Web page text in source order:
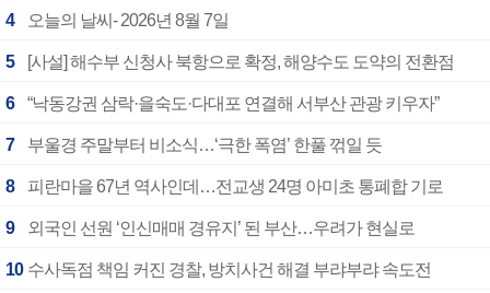
4 오늘의 날씨- 2026년 8월 7일
5 [사설] 해수부 신청사 북항으로 확정, 해양수도 도약의 전환점
6 “낙동강권 삼락·을숙도·다대포 연결해 서부산 관광 키우자”
7 부울경 주말부터 비소식…‘극한 폭염’ 한풀 꺾일 듯
8 피란마을 67년 역사인데…전교생 24명 아미초 통폐합 기로
9 외국인 선원 ‘인신매매 경유지’ 된 부산…우려가 현실로
10 수사독점 책임 커진 경찰, 방치사건 해결 부랴부랴 속도전